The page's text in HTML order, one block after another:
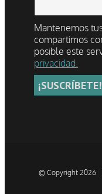
Mantenemos
compartimos
posible este
privacidad.
© Copyright 2026